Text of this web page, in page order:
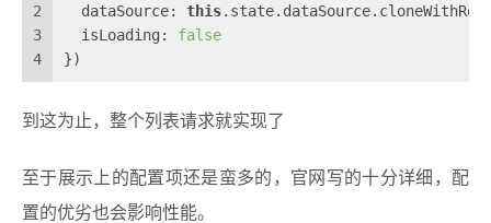
2
3
4
  dataSource:
this
  isLoading:
false
})
到这为止，整个列表请求就实现了
至于展示上的配置项还是蛮多的，官网写的十分详细，配
置的优劣也会影响性能。